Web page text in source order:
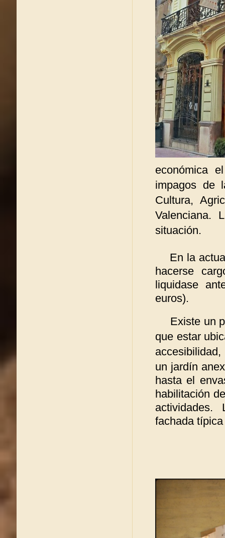
económica
impagos de
Cultura,
Valenciana.
situación.
En la
hacerse
liquidase
euros).
Existe un
que estar
un jardín
hasta el
habilitación
actividades.
fachada